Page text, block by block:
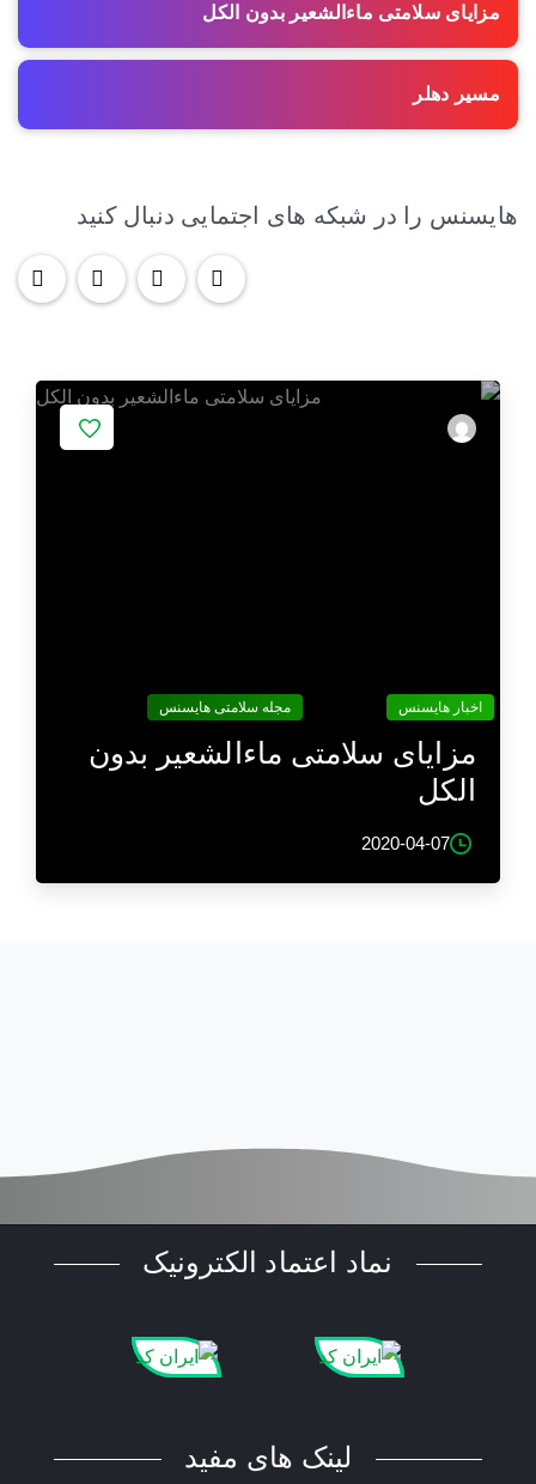
مزایای سلامتی ماءالشعیر بدون الکل
مسیر دهلر
هایسنس را در شبکه های اجتمایی دنبال کنید
اخبار هایسنس مجله سلامتی هایسنس
مزایای سلامتی ماءالشعیر بدون
الکل
2020-04-07
نماد اعتماد الکترونیک
لینک های مفید